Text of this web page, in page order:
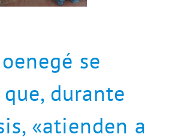
se
durante
«atienden a